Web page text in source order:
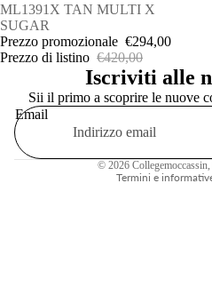
IN OFFERTA
ML1391X TAN MULTI X
SUGAR
Prezzo promozionale €294,00
Prezzo di listino €420,00
Iscriviti alle
Sii il primo a scoprire le nuove
Email
© 2026 Collegemoccassin,
Termini e
Informativa sui rimborsi
Informativa sulla privacy